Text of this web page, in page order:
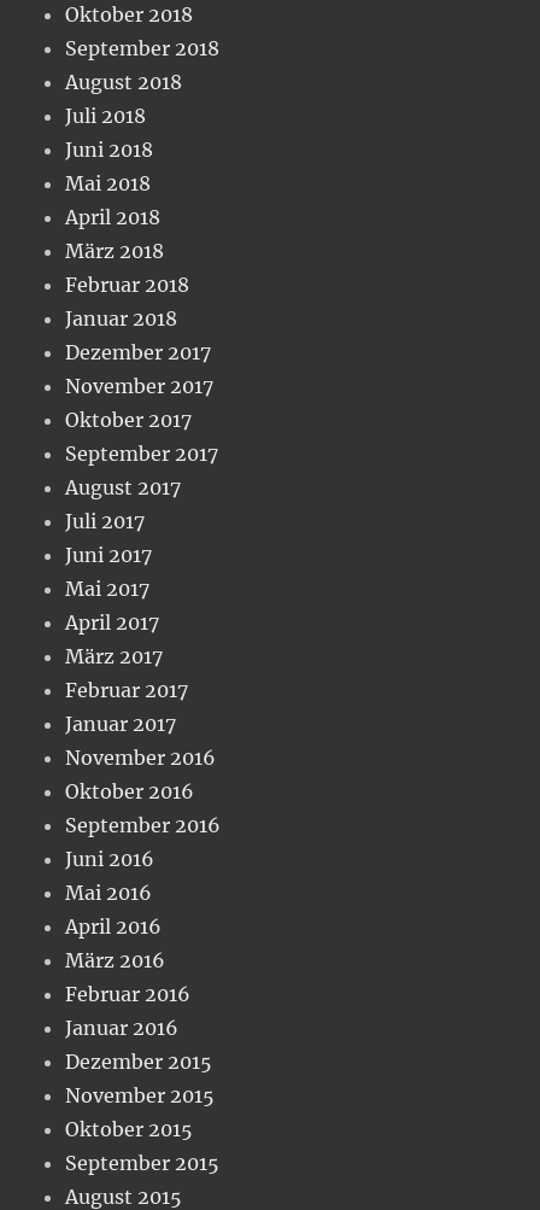
Oktober 2018
September 2018
August 2018
Juli 2018
Juni 2018
Mai 2018
April 2018
März 2018
Februar 2018
Januar 2018
Dezember 2017
November 2017
Oktober 2017
September 2017
August 2017
Juli 2017
Juni 2017
Mai 2017
April 2017
März 2017
Februar 2017
Januar 2017
November 2016
Oktober 2016
September 2016
Juni 2016
Mai 2016
April 2016
März 2016
Februar 2016
Januar 2016
Dezember 2015
November 2015
Oktober 2015
September 2015
August 2015